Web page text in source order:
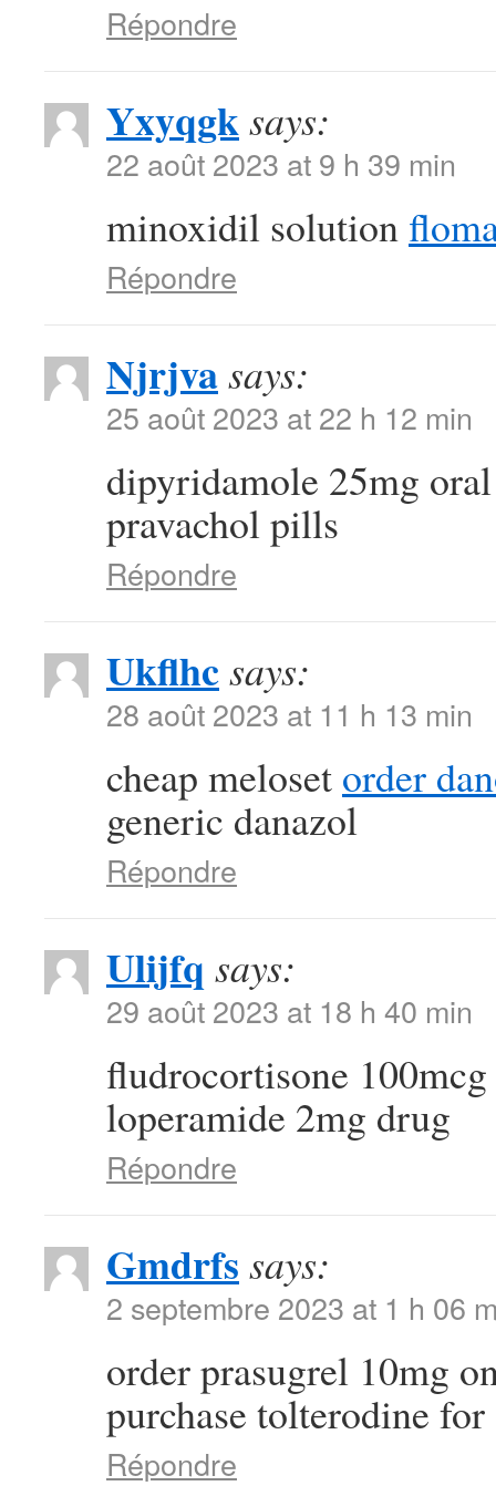
Répondre
Yxyqgksays:
22 août 2023 at 9 h 39 min
minoxidil solution
Répondre
Njrjvasays:
25 août 2023 at 22 h 12 min
dipyridamole 25mg
pravachol pills
Répondre
Ukflhcsays:
28 août 2023 at 11 h 13 min
cheap meloset order
generic danazol
Répondre
Ulijfq says:
29 août 2023 at 18 h 40 min
fludrocortisone
loperamide 2mg drug
Répondre
Gmdrfs says:
2 septembre 2023 at 1 h 06
order prasugrel 10mg
purchase tolterodine for
Répondre